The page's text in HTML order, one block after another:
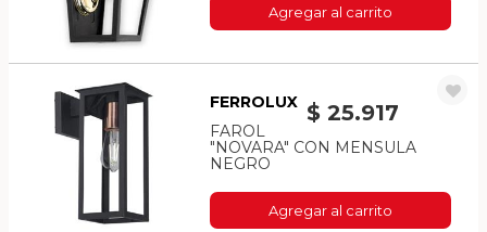
Agregar al carrito
$ 25.917
FERROLUX
FAROL
"NOVARA" CON MENSULA
NEGRO
Agregar al carrito